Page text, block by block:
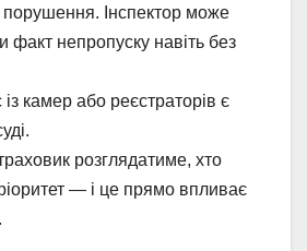
порушення. Інспектор може
факт непропуску навіть без
із камер або реєстраторів є
розглядатиме, хто
— і це прямо впливає